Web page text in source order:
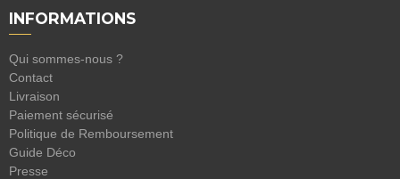
INFORMATIONS
Qui sommes-nous ?
Contact
Livraison
Paiement sécurisé
Politique de Remboursement
Guide Déco
Presse